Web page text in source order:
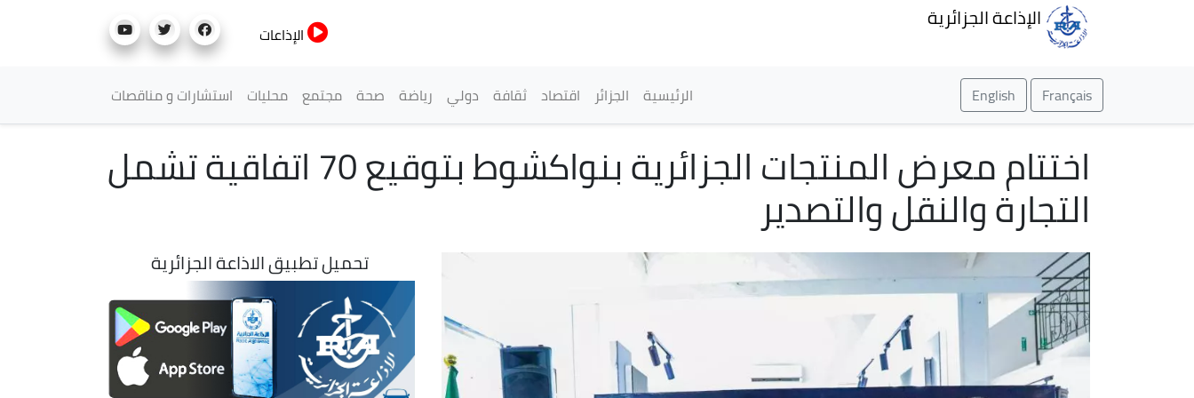
الإذاعة الجزائرية
الإذاعات
Français
English القائمة الرئيسية
الرئيسية الجزائر اقتصاد ثقافة دولي رياضة صحة مجتمع محليات استشارات و مناقصات
اختتام معرض المنتجات الجزائرية بنواكشوط بتوقيع 70 اتفاقية تشمل
التجارة والنقل والتصدير
تحميل تطبيق الاذاعة الجزائرية